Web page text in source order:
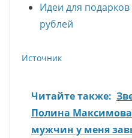
Идеи для
рублей
Источник
Читайте также:
Полина
мужчин у меня